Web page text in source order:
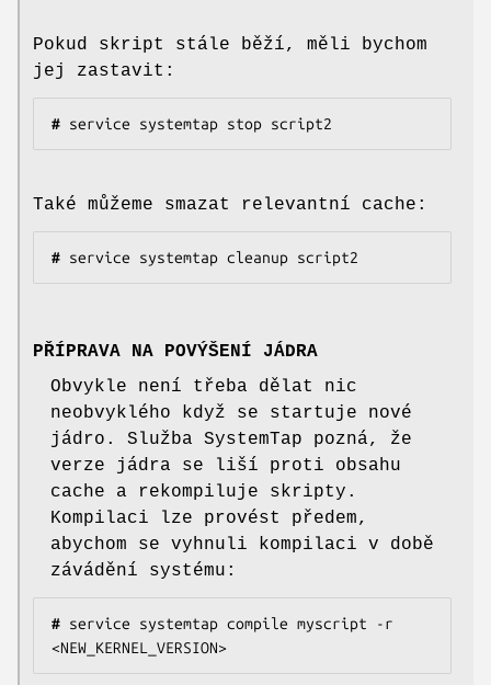
Pokud skript stále běží, měli bychom
jej zastavit:
# service systemtap stop script2
Také můžeme smazat relevantní cache:
# service systemtap cleanup script2
PŘÍPRAVA NA POVÝŠENÍ JÁDRA
Obvykle není třeba dělat nic
neobvyklého když se startuje nové
jádro. Služba SystemTap pozná, že
verze jádra se liší proti obsahu
cache a rekompiluje skripty.
Kompilaci lze provést předem,
abychom se vyhnuli kompilaci v době
závádění systému:
# service systemtap compile myscript -r
<NEW_KERNEL_VERSION>